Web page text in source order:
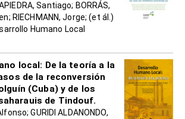
Santiago; BORRÁS,
RIECHMANN, Jorge; (et ál.)
Humano Local
local: De la teoría a la
de la reconversión
(Cuba) y de los
de Tindouf.
GURIDI ALDANONDO,